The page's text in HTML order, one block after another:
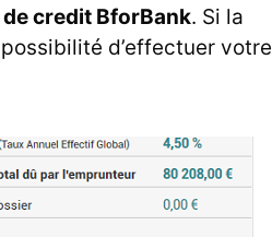
credit BforBank. Si la
d’effectuer votre